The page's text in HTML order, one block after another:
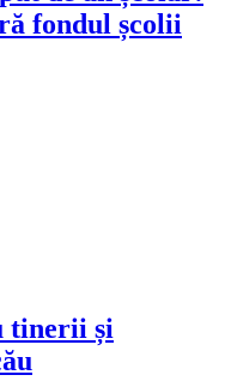
fondul școlii
tinerii și